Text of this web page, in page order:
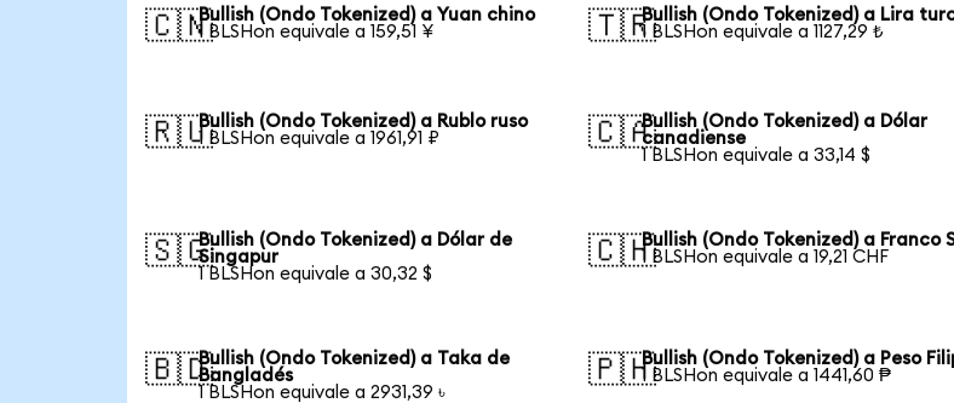
🇨🇳Bullish (Ondo Tokenized) a Yuan chino
1 BLSHon equivale a 159,51 ¥
🇹🇷Bullish (Ondo Tokenized) a Lira
1 BLSHon equivale a 1127,29 ₺
🇷🇺Bullish (Ondo Tokenized) a Rublo ruso
1 BLSHon equivale a 1961,91 ₽
🇨🇦Bullish (Ondo Tokenized) a Dólar
canadiense
1 BLSHon equivale a 33,14 $
🇸🇬Bullish (Ondo Tokenized) a Dólar de
Singapur
1 BLSHon equivale a 30,32 $
🇨🇭Bullish (Ondo Tokenized) a Franco
1 BLSHon equivale a 19,21 CHF
🇧🇩Bullish (Ondo Tokenized) a Taka de
Bangladés
1 BLSHon equivale a 2931,39 ৳
🇵🇭Bullish (Ondo Tokenized) a Peso
1 BLSHon equivale a 1441,60 ₱